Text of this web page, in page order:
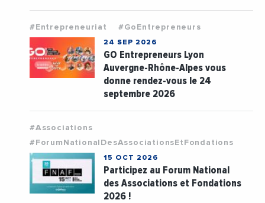
#Entrepreneuriat #GoEntrepreneurs
24 SEP 2026
GO Entrepreneurs Lyon
Auvergne-Rhône-Alpes vous
donne rendez-vous le 24
septembre 2026
#Associations
#ForumNationalDesAssociationsEtFondations
15 OCT 2026
Participez au Forum National
des Associations et Fondations
2026 !